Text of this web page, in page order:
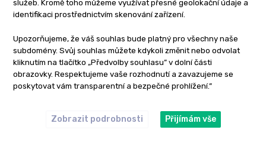
Zásady soukromí
Cookies
Etický kodex
Redakce
InRybar.cz.
služeb. Kromě toho můžeme využívat přesné geolokační údaje a
identifikaci prostřednictvím skenování zařízení.
Upozorňujeme, že váš souhlas bude platný pro všechny naše
subdomény. Svůj souhlas můžete kdykoli změnit nebo odvolat
kliknutím na tlačítko „Předvolby souhlasu” v dolní části
obrazovky. Respektujeme vaše rozhodnutí a zavazujeme se
poskytovat vám transparentní a bezpečné prohlížení.”
Zobrazit podrobnosti Přijímám vše